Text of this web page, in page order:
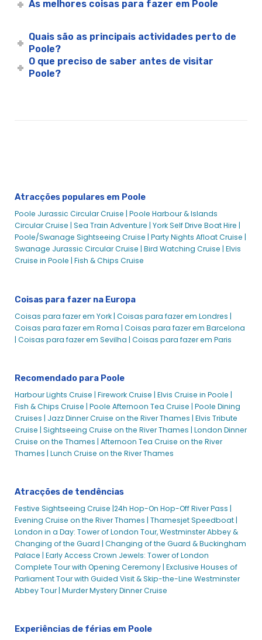
Cruzeiro do Chá da Tarde do Jubileu
Chá da Tarde de Coroação de Rei
Iluminar o Poole Cruise
Poole - Locais de Cais
Poole Afternoon Tea Cruise - City Cruises
Aluguer de Barcos Poole e Charters Privados
Frota de Poole City
Fortuna
Cena da ilha
Orgulho de Purbec
Solent Cat - Cruzeiros de cidade
Aluguer de barcos para empresas em Poole
Cruzeiros de jantar Poole
Cruzeiros Poole Festive e Eventos Especiais
Cruzeiro de peixe e batatas fritas em Poole | City Cruises™
Cruzeiro circular pelo porto e ilhas de Poole | City Cruises™
Cruzeiro Circular Jurássico em Poole | City Cruises™
Poole Lunch Cruise - Cruzeiros de cidade
Poole Lunch Cruises | Enjoy Lunch on the Water with City
Experiences
Poole Sail with Santa - City Cruises | City Cruises™
Cruzeiro pela costa de Poole Swanage | City Cruises™
Cruzeiros para casamentos em Poole
Política Privada para Cruzeiros Urbanos Poole
Cruzeiro Setas Vermelhas
Cruzeiro Turístico à Volta da Baía
As melhores coisas para fazer em Poole
Quais são as principais actividades perto de
Poole?
O que preciso de saber antes de visitar
Poole?
Atracções populares em Poole
Poole Jurassic Circular Cruise | Poole Harbour & Islands
Circular Cruise | Sea Train Adventure | York Self Drive Boat Hire |
Poole/Swanage Sightseeing Cruise | Party Nights Afloat Cruise |
Swanage Jurassic Circular Cruise | Bird Watching Cruise | Elvis
Cruise in Poole | Fish & Chips Cruise
Coisas para fazer na Europa
Coisas para fazer em York | Coisas para fazer em Londres |
Coisas para fazer em Roma | Coisas para fazer em Barcelona
| Coisas para fazer em Sevilha | Coisas para fazer em Paris
Recomendado para Poole
Harbour Lights Cruise | Firework Cruise | Elvis Cruise in Poole |
Fish & Chips Cruise | Poole Afternoon Tea Cruise | Poole Dining
Cruises | Jazz Dinner Cruise on the River Thames | Elvis Tribute
Cruise | Sightseeing Cruise on the River Thames | London Dinner
Cruise on the Thames | Afternoon Tea Cruise on the River
Thames | Lunch Cruise on the River Thames
Atracções de tendências
Festive Sightseeing Cruise |24h Hop-On Hop-Off River Pass |
Evening Cruise on the River Thames | Thamesjet Speedboat |
London in a Day: Tower of London Tour, Westminster Abbey &
Changing of the Guard | Changing of the Guard & Buckingham
Palace | Early Access Crown Jewels: Tower of London
Complete Tour with Opening Ceremony | Exclusive Houses of
Parliament Tour with Guided Visit & Skip-the-Line Westminster
Abbey Tour | Murder Mystery Dinner Cruise
Experiências de férias em Poole